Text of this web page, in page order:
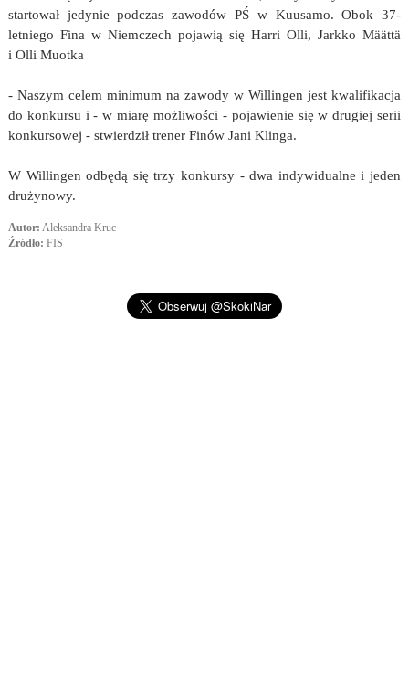
startował jedynie podczas zawodów PŚ w Kuusamo. Obok 37-
letniego Fina w Niemczech pojawią się Harri Olli, Jarkko Määttä
i Olli Muotka
- Naszym celem minimum na zawody w Willingen jest kwalifikacja
do konkursu i - w miarę możliwości - pojawienie się w drugiej serii
konkursowej - stwierdził trener Finów Jani Klinga.
W Willingen odbędą się trzy konkursy - dwa indywidualne i jeden
drużynowy.
Autor: Aleksandra Kruc
Źródło: FIS